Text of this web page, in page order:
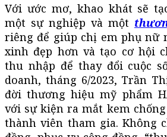
Với ước mơ, khao khát sẽ
một sự nghiệp và một
riêng để giúp chị em phụ nữ
xinh đẹp hơn và tạo cơ hội
thu nhập để thay đổi cuộc
doanh, tháng 6/2023, Trần
đời thương hiệu mỹ phẩm
với sự kiện ra mắt kem
thành viên tham gia. Không